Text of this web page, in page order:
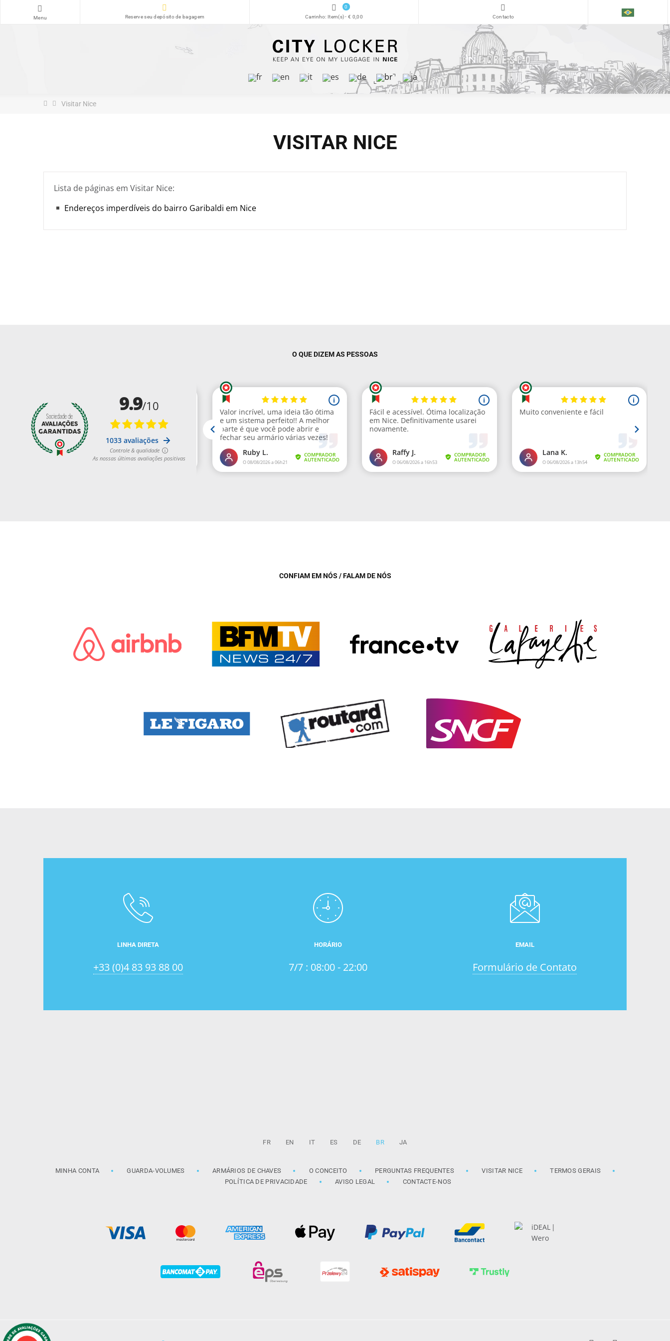
Menu Reserve seu depósito de bagagem
0
Carrinho: Item(s)-€ 0,00 Contacto
Visitar Nice
VISITAR NICE
Lista de páginas em Visitar Nice:
Endereços imperdíveis do bairro Garibaldi em Nice
O QUE DIZEM AS PESSOAS
CONFIAM EM NÓS / FALAM DE NÓS
LINHA DIRETA
+33 (0)4 83 93 88 00
HORÁRIO
7/7 : 08:00 - 22:00
EMAIL
Formulário de Contato
FR EN IT ES DE BR JA
MINHA CONTA GUARDA-VOLUMES ARMÁRIOS DE CHAVES O CONCEITO PERGUNTAS FREQUENTES VISITAR NICE
TERMOS GERAIS
POLÍTICA DE PRIVACIDADE
AVISO LEGAL CONTACTE-NOS